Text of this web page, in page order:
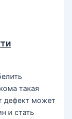
такая
дефект может
и стать